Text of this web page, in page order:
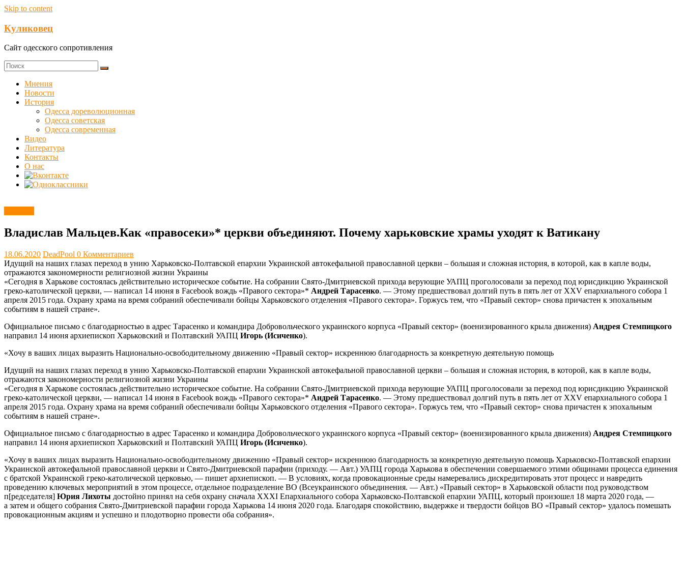
Skip to content
Куликовец
Сайт одесского сопротивления
Мнения
Новости
История
Одесса дореволюционная
Одесса советская
Одесса современная
Видео
Литература
Контакты
О нас
Владислав Мальцев.Как «правосеки»* церкви объединяют. Почему харьковские храмы уходят к Ватикану
18.06.2020 DeadPool 0 Комментариев
Идущий на наших глазах переход в унию Харьковско-Полтавской епархии Украинской автокефальной православной церкви – большая и сложная история, в которой, как в капле воды,
отражаются закономерности религиозной жизни Украины
«Сегодня в Харькове состоялась действительно историческое событие. На собрании Свято-Дмитриевской прихода верующие УАПЦ проголосовали за переход под юрисдикцию Украинской
греко-католической церкви, — написал 14 июня в Facebook вождь «Правого сектора»* Андрей Тарасенко. — Этому предшествовал долгий путь в пять лет от XXV епархиального собора 1
апреля 2015 года. Охрану храма на время собраний обеспечивали бойцы Харьковского отделения «Правого сектора». Горжусь тем, что «Правый сектор» снова причастен к эпохальным
событиям в нашей стране».
Официальное письмо с благодарностью в адрес Тарасенко и командира Добровольческого украинского корпуса «Правый сектор» (военизированного крыла движения) Андрея Стемпицкого
направил 14 июня архиепископ Харьковский и Полтавский УАПЦ Игорь (Исиченко).
«Хочу в ваших лицах выразить Национально-освободительному движению «Правый сектор» искреннюю благодарность за конкретную деятельную помощь
Идущий на наших глазах переход в унию Харьковско-Полтавской епархии Украинской автокефальной православной церкви – большая и сложная история, в которой, как в капле воды,
отражаются закономерности религиозной жизни Украины
«Сегодня в Харькове состоялась действительно историческое событие. На собрании Свято-Дмитриевской прихода верующие УАПЦ проголосовали за переход под юрисдикцию Украинской
греко-католической церкви, — написал 14 июня в Facebook вождь «Правого сектора»* Андрей Тарасенко. — Этому предшествовал долгий путь в пять лет от XXV епархиального собора 1
апреля 2015 года. Охрану храма на время собраний обеспечивали бойцы Харьковского отделения «Правого сектора». Горжусь тем, что «Правый сектор» снова причастен к эпохальным
событиям в нашей стране».
Официальное письмо с благодарностью в адрес Тарасенко и командира Добровольческого украинского корпуса «Правый сектор» (военизированного крыла движения) Андрея Стемпицкого
направил 14 июня архиепископ Харьковский и Полтавский УАПЦ Игорь (Исиченко).
«Хочу в ваших лицах выразить Национально-освободительному движению «Правый сектор» искреннюю благодарность за конкретную деятельную помощь Харьковско-Полтавской епархии
Украинской автокефальной православной церкви и Свято-Дмитриевской парафии (приходу. — Авт.) УАПЦ города Харькова в обеспечении совершаемого этими общинами процесса единения
с братской Украинской греко-католической церковью, — пишет архиепископ. — В условиях, когда провокационные среды намеревались дискредитировать этот процесс и навредить
проведению ключевых мероприятий в этом процессе, отдельное подразделение ВО (Всеукраинского объединения. — Авт.) «Правый сектор» в Харьковской области под руководством
п[редседателя] Юрия Лихоты достойно принял на себя охрану сначала XXXI Епархиального собора Харьковско-Полтавской епархии УАПЦ, который произошел 18 марта 2020 года, —
а затем и общего собрания Свято-Дмитриевской парафии города Харькова 14 июня 2020 года. Благодаря спокойствию, выдержке и твердости бойцов ВО «Правый сектор» удалось помешать
провокационным акциям и успешно и плодотворно провести оба собрания».